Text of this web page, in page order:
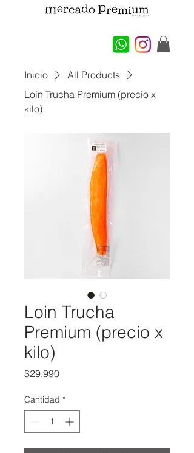
Inicio
All Products
Loin Trucha Premium (precio x
kilo)
Loin Trucha
Premium (precio x
kilo)
$29.990Precio
Cantidad *